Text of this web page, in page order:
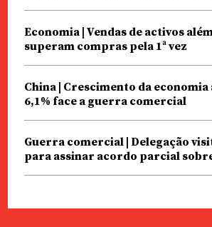
Economia | Vendas de activos
superam compras pela 1ª vez
China | Crescimento da
6,1% face a guerra comercial
Guerra comercial | Delegação
para assinar acordo parcial